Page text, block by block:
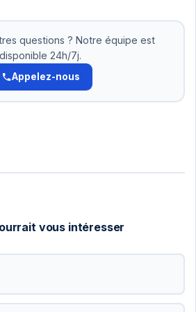
le paiement en 2-3 versements.
Organisez cela avec notre équipe.
questions ? Notre équipe est
disponible 24h/7j.
Appelez-nous
vous intéresser